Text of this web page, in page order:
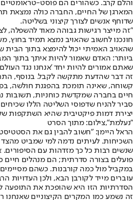
והלם קרב. כשהורים הם פוסט-טראומטיים
המארגן של החיים, החברה כולה נמצאת
שדוחף אנשים לצורך קיצוני בשליטה.
"זה מייצר רגישות גבוהה מאוד להשפלה,
חונכנו לחשוב שהאויב נמצא תמיד בחוץ,
שהאויב האמיתי יכול להימצא בתוך
ביותר: האדם שאמור להיות איתך בתוך
שאתם אמורים להיות יחד 'אנחנו נגד
זה דבר שהדעת מתקשה לקבל. בנוסף,
קשוחה, שאינה תומכת בהפגנת חולשה,
חיים בחברה שמקדשת כוחניות, תשובות
סביר להניח שדפוסי השליטה הללו
יצירת דמות פיקטיבית שהיא השתקפות
"נעלמת",צילום: מתוך הסרט
הראל היימן: "חשוב להבין גם את
השכיחות. לעיתים נדמה למי שמביט מהצד
שנשים רבות כל כך מזדהות עם
פועלים בצורה סדרתית; הם מנהלים חיים
במקביל מול כמה קורבנות. כשהם
עוברים מייד לקורבן הבא, ולכן העדויות
הסדרתיות הזו היא שהופכת את התופעה
זה נשמע כמו המקרים הקיצוניים שאנחנו